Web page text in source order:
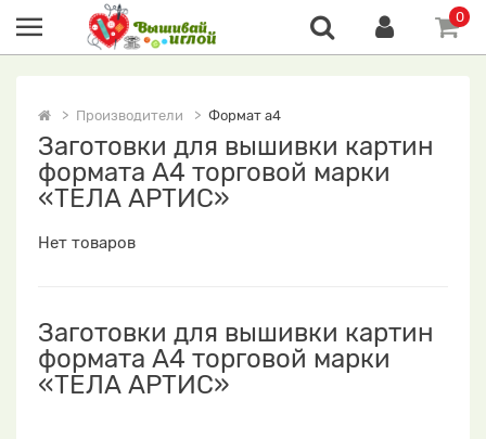
0
Производители Формат а4
Заготовки для вышивки картин
формата А4 торговой марки
«ТЕЛА АРТИС»
Нет товаров
Заготовки для вышивки картин
формата А4 торговой марки
«ТЕЛА АРТИС»